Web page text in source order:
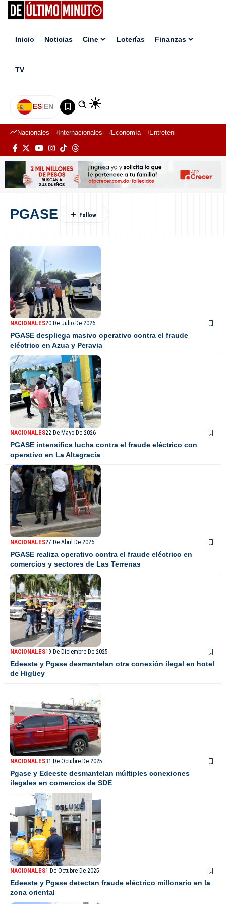
Inicio Noticias Cine Loterías Finanzas
TV
ES|EN
Nacionales Internacionales Economía Entretenimiento
PGASE
NACIONALES20 De Julio De 2026
PGASE despliega masivo operativo contra el fraude
eléctrico en Azua y Peravia
NACIONALES22 De Mayo De 2026
PGASE intensifica lucha contra el fraude eléctrico con
operativo en La Altagracia
NACIONALES27 De Abril De 2026
PGASE realiza operativo contra el fraude eléctrico en
comercios y sectores de Las Terrenas
NACIONALES19 De Diciembre De 2025
Edeeste y Pgase desmantelan otra conexión ilegal en hotel
de Higüey
NACIONALES31 De Octubre De 2025
Pgase y Edeeste desmantelan múltiples conexiones
ilegales en comercios de SDE
NACIONALES1 De Octubre De 2025
Edeeste y Pgase detectan fraude eléctrico millonario en la
zona oriental